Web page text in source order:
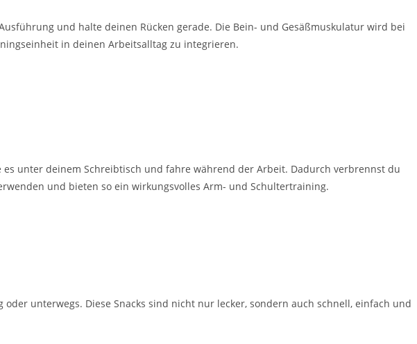
und halte deinen Rücken gerade. Die Bein- und Gesäßmuskulatur wird bei
in deinen Arbeitsalltag zu integrieren.
unter deinem Schreibtisch und fahre während der Arbeit. Dadurch verbrennst du
und bieten so ein wirkungsvolles Arm- und Schultertraining.
unterwegs. Diese Snacks sind nicht nur lecker, sondern auch schnell, einfach und